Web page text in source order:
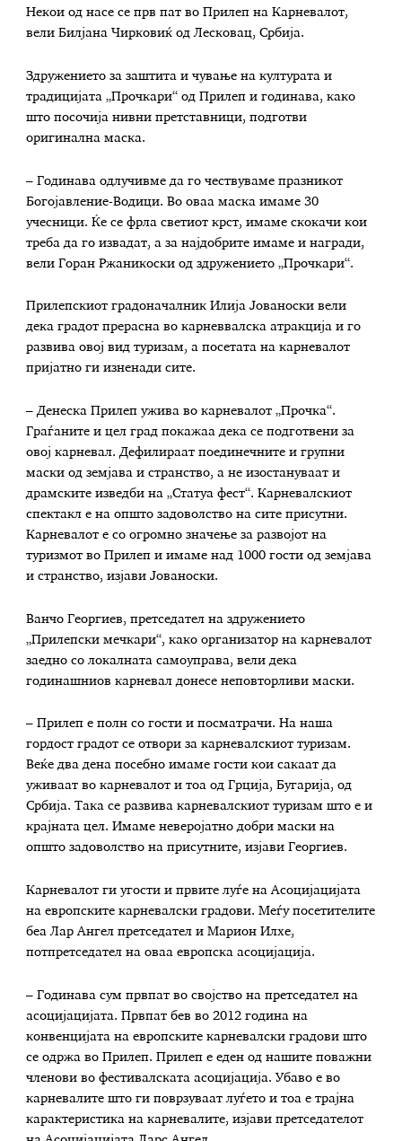
Некои од насе се прв пат во Прилеп на Карневалот,
вели Билјана Чирковиќ од Лесковац, Србија.
Здружението за заштита и чување на културата и
традицијата „Прочкари“ од Прилеп и годинава, како
што посочија нивни претставници, подготви
оригинална маска.
– Годинава одлучивме да го чествуваме празникот
Богојавление-Водици. Во оваа маска имаме 30
учесници. Ќе се фрла светиот крст, имаме скокачи кои
треба да го извадат, а за најдобрите имаме и награди,
вели Горан Ржаникоски од здружението „Прочкари“.
Прилепскиот градоначалник Илија Јованоски вели
дека градот прерасна во карневвалска атракција и го
развива овој вид туризам, а посетата на карневалот
пријатно ги изненади сите.
– Денеска Прилеп ужива во карневалот „Прочка“.
Граѓаните и цел град покажаа дека се подготвени за
овој карневал. Дефилираат поединечните и групни
маски од земјава и странство, а не изостануваат и
драмските изведби на „Статуа фест“. Карневалскиот
спектакл е на општо задоволство на сите присутни.
Карневалот е со огромно значење за развојот на
туризмот во Прилеп и имаме над 1000 гости од земјава
и странство, изјави Јованоски.
Ванчо Георгиев, претседател на здружението
„Прилепски мечкари“, како организатор на карневалот
заедно со локалната самоуправа, вели дека
годинашниов карневал донесе неповторливи маски.
– Прилеп е полн со гости и посматрачи. На наша
гордост градот се отвори за карневалскиот туризам.
Веќе два дена посебно имаме гости кои сакаат да
уживаат во карневалот и тоа од Грција, Бугарија, од
Србија. Така се развива карневалскиот туризам што е и
крајната цел. Имаме неверојатно добри маски на
општо задоволство на присутните, изјави Георгиев.
Карневалот ги угости и првите луѓе на Асоцијацијата
на европските карневалски градови. Меѓу посетителите
беа Лар Ангел претседател и Марион Илхе,
потпретседател на оваа европска асоцијација.
– Годинава сум првпат во својство на претседател на
асоцијацијата. Првпат бев во 2012 година на
конвенцијата на европските карневалски градови што
се одржа во Прилеп. Прилеп е еден од нашите поважни
членови во фестивалската асоцијација. Убаво е во
карневалите што ги поврзуваат луѓето и тоа е трајна
карактеристика на карневалите, изјави претседателот